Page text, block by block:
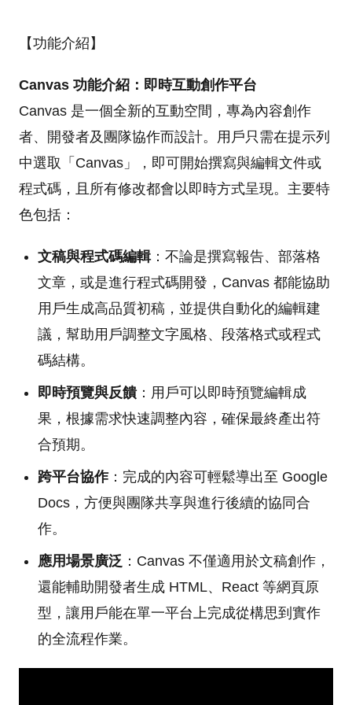
【功能介紹】
Canvas 功能介紹： 即時互動創作平台
Canvas 是一個全新的互動空間，專為內容創作
者、開發者及團隊協作而設計。用戶只需在提示列
中選取「Canvas」，即可開始撰寫與編輯文件或
程式碼，且所有修改都會以即時方式呈現。主要特
色包括：
文稿與程式碼編輯：不論是撰寫報告、部落格
文章，或是進行程式碼開發，Canvas 都能協助
用戶生成高品質初稿，並提供自動化的編輯建
議，幫助用戶調整文字風格、段落格式或程式
碼結構。
即時預覽與反饋：用戶可以即時預覽編輯成
果，根據需求快速調整內容，確保最終產出符
合預期。
跨平台協作：完成的內容可輕鬆導出至 Google
Docs，方便與團隊共享與進行後續的協同合
作。
應用場景廣泛 ：Canvas 不僅適用於文稿創作，
還能輔助開發者生成 HTML、React 等網頁原
型，讓用戶能在單一平台上完成從構思到實作
的全流程作業。